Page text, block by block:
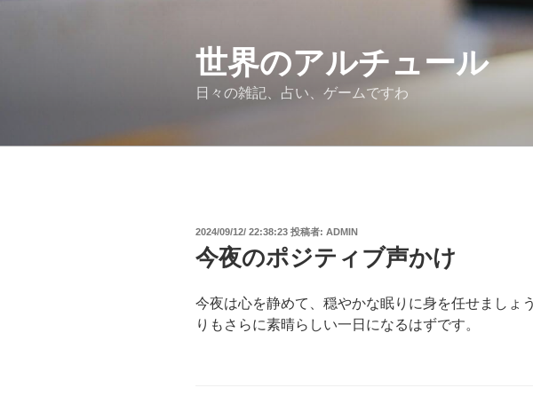
世界のアルチュール
日々の雑記、占い、ゲームですわ
投
日:
2024/09/12/ 22:38:23 投稿者: ADMIN
今夜のポジティブ声かけ
今夜は心を静めて、穏やかな眠りに身を任せましょ
りもさらに素晴らしい一日になるはずです。